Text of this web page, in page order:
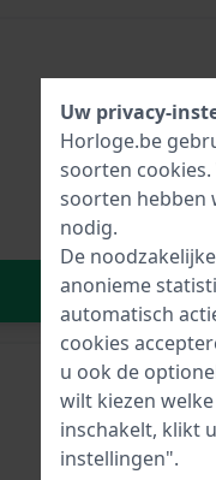
In
Uw privacy-
Horloge.be
soorten cookies
soorten hebben
nodig.
De
anonieme
automatisch
cookies
u ook de
wilt kiezen
inschakelt, klikt
instellingen".